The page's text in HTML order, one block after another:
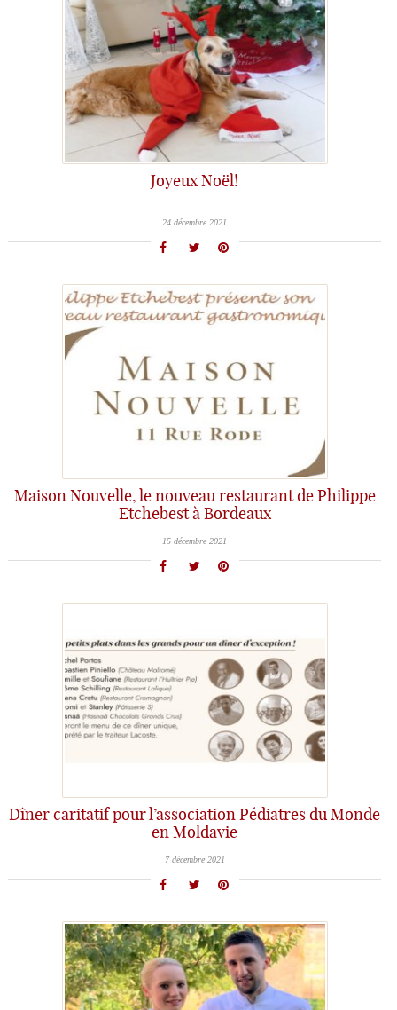
Joyeux Noël!
24 décembre 2021
Maison Nouvelle, le nouveau restaurant de Philippe
Etchebest à Bordeaux
15 décembre 2021
Dîner caritatif pour l’association Pédiatres du Monde
en Moldavie
7 décembre 2021